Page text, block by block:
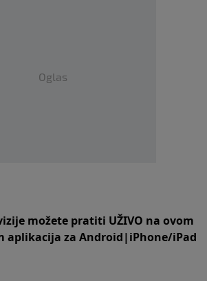
Oglas
možete pratiti UŽIVO na ovom
aplikacija za Android|iPhone/iPad